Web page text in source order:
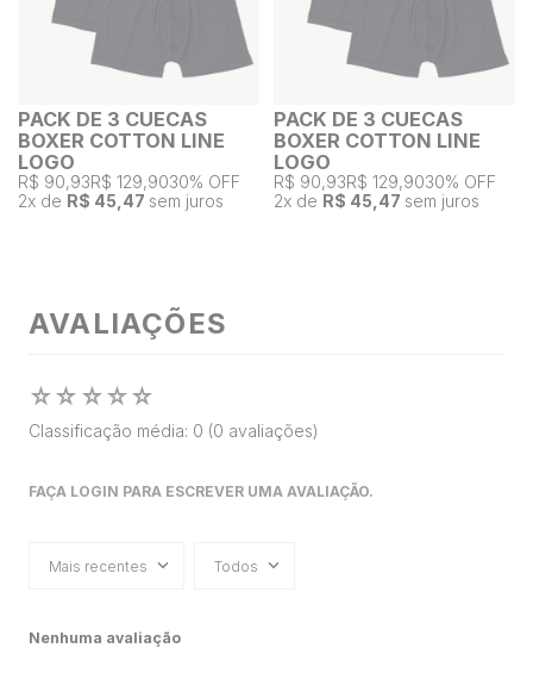
PACK DE 3 CUECAS
BOXER COTTON LINE
LOGO
R$ 90,93R$ 129,9030% OFF
2x de R$ 45,47 sem juros
PACK DE 3 CUECAS
BOXER COTTON LINE
LOGO
R$ 90,93R$ 129,9030% OFF
2x de R$ 45,47 sem juros
AVALIAÇÕES
☆☆ ☆☆☆
Classificação média: 0 (0 avaliações)
FAÇA LOGIN PARA ESCREVER UMA AVALIAÇÃO.
Mais recentes Todos
Nenhuma avaliação